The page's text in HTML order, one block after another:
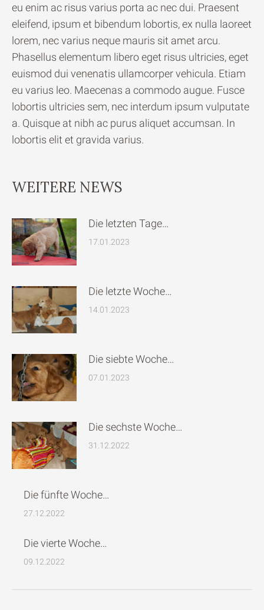
eu enim ac risus varius porta ac nec dui. Praesent
eleifend, ipsum et bibendum lobortis, ex nulla laoreet
lorem, nec varius neque mauris sit amet arcu.
Phasellus elementum libero eget risus ultricies, eget
euismod dui venenatis ullamcorper vehicula. Etiam
eu varius leo. Maecenas a commodo augue. Fusce
lobortis ultricies sem, nec interdum ipsum vulputate
a. Quisque at nibh ac purus aliquet accumsan. In
lobortis elit et gravida varius.
WEITERE NEWS
Die letzten Tage…
17.01.2023
Die letzte Woche…
14.01.2023
Die siebte Woche…
07.01.2023
Die sechste Woche…
31.12.2022
Die fünfte Woche…
27.12.2022
Die vierte Woche…
09.12.2022